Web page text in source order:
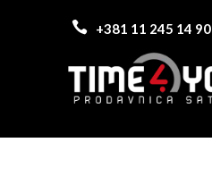
 +381 11 245 14 90